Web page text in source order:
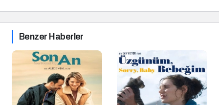
Benzer Haberler